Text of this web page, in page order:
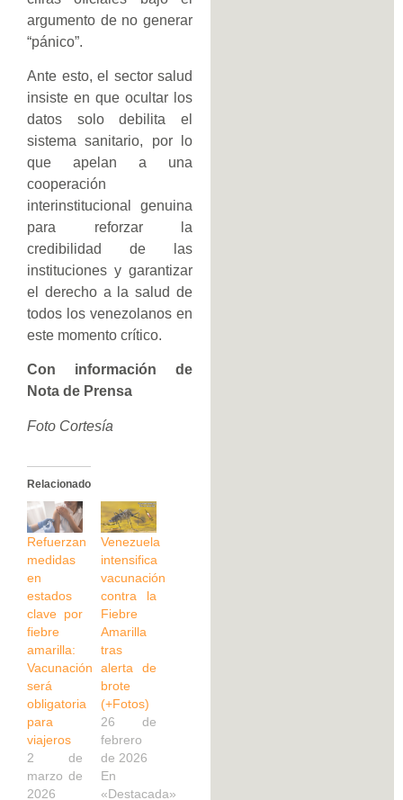
argumento de no generar
“pánico”.
Ante esto, el sector salud
insiste en que ocultar los
datos solo debilita el
sistema sanitario, por lo
que apelan a una
cooperación
interinstitucional genuina
para reforzar la
credibilidad de las
instituciones y garantizar
el derecho a la salud de
todos los venezolanos en
este momento crítico.
Con información de
Nota de Prensa
Foto Cortesía
Relacionado
Refuerzan
medidas
en
estados
clave por
fiebre
amarilla:
Vacunación
será
obligatoria
para
viajeros
2 de
marzo de
2026
Venezuela
intensifica
vacunación
contra la
Fiebre
Amarilla
tras
alerta de
brote
(+Fotos)
26 de
febrero
de 2026
En
«Destacada»